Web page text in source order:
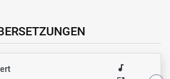
audiotrack